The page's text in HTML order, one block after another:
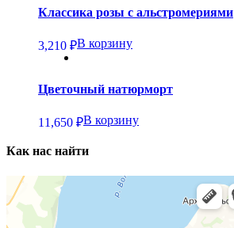
Классика розы с альстромериями
3,210 ₽В корзину
Цветочный натюрморт
11,650 ₽В корзину
Как нас найти